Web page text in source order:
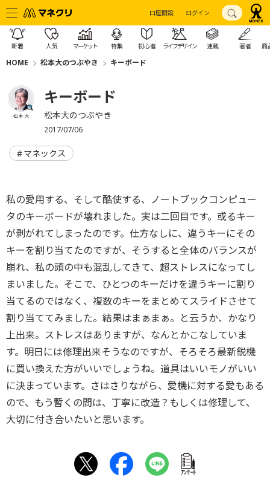
口座開設 ログイン
新着 人気 マーケット 特集 初心者 ライフデザイン 連載 著者 商
HOME 松本大のつぶやき キーボード
松本 大
キーボード
松本大のつぶやき
2017/07/06
マネックス
私の愛用する、そして酷使する、ノートブックコンピュー
タのキーボードが壊れました。実は二回目です。或るキー
が剥がれてしまったのです。仕方なしに、違うキーにその
キーを割り当てたのですが、そうすると全体のバランスが
崩れ、私の頭の中も混乱してきて、超ストレスになってし
まいました。そこで、ひとつのキーだけを違うキーに割り
当てるのではなく、複数のキーをまとめてスライドさせて
割り当ててみました。結果はまぁまぁ。と云うか、かなり
上出来。ストレスはありますが、なんとかこなしていま
す。明日には修理出来そうなのですが、そろそろ最新鋭機
に買い換えた方がいいでしょうね。道具はいいモノがいい
に決まっています。さはさりながら、愛機に対する愛もある
ので、もう暫くの間は、丁寧に改造？もしくは修理して、
大切に付き合いたいと思います。
ｱﾝｹｰﾄ